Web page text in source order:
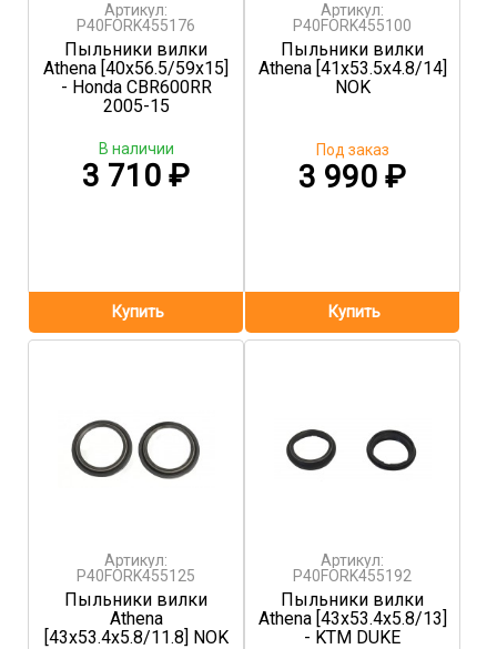
Артикул:
P40FORK455176
Пыльники вилки
Athena [40x56.5/59x15]
- Honda CBR600RR
2005-15
3 710 ₽
В наличии
Артикул:
P40FORK455100
Пыльники вилки
Athena [41x53.5x4.8/14]
NOK
3 990₽
Под заказ
Артикул:
P40FORK455125
Пыльники вилки
Athena
[43x53.4x5.8/11.8] NOK
Артикул:
P40FORK455192
Пыльники вилки
Athena [43x53.4x5.8/13]
- KTM DUKE